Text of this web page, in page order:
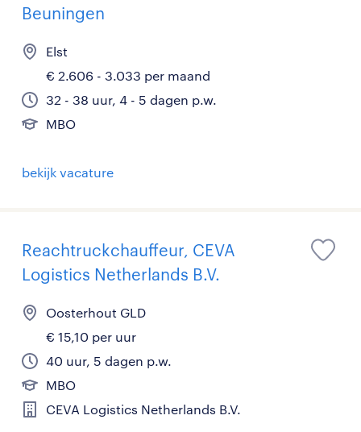
Beuningen
Elst
€ 2.606 - 3.033 per maand
32 - 38 uur, 4 - 5 dagen p.w.
MBO
bekijk vacature
Reachtruckchauffeur, CEVA
Logistics Netherlands B.V.
Oosterhout GLD
€ 15,10 per uur
40 uur, 5 dagen p.w.
MBO
CEVA Logistics Netherlands B.V.